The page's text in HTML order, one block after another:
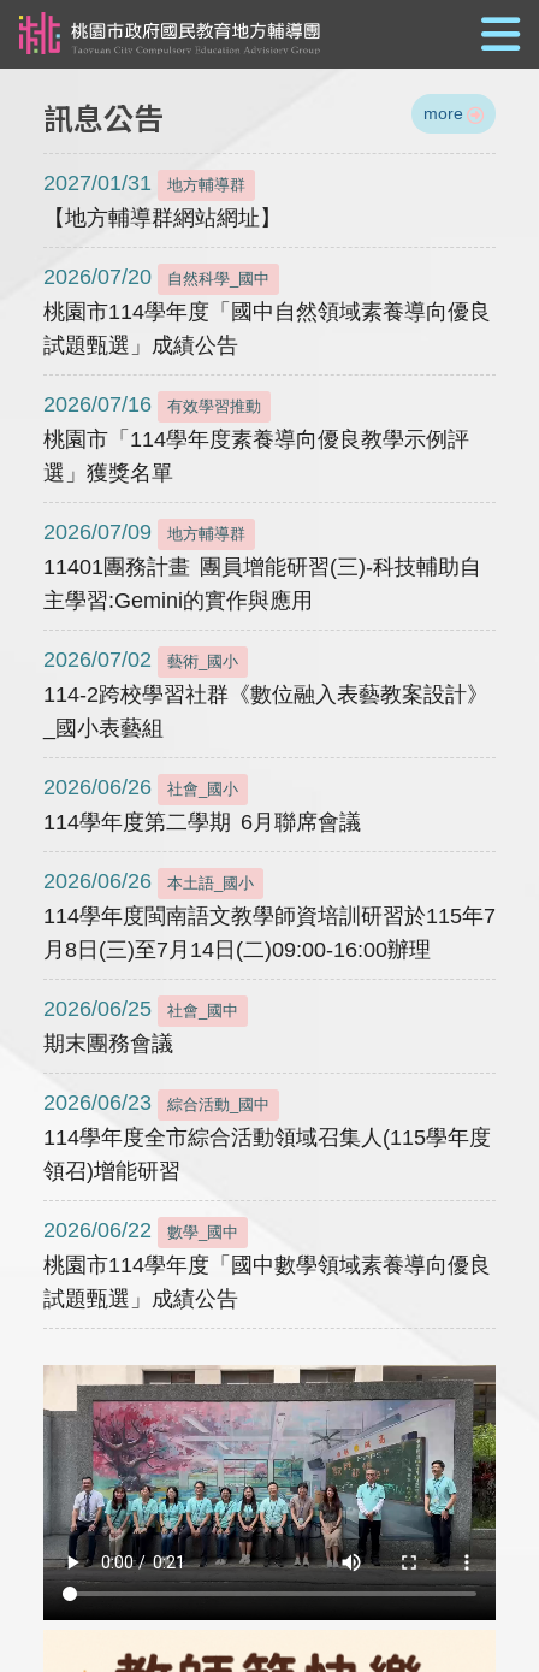
訊息公告 more
2027/01/31 地方輔導群
【地方輔導群網站網址】
2026/07/20 自然科學_國中
桃園市114學年度「國中自然領域素養導向優良
試題甄選」成績公告
2026/07/16 有效學習推動
桃園市「114學年度素養導向優良教學示例評
選」獲獎名單
2026/07/09 地方輔導群
11401團務計畫 團員增能研習(三)-科技輔助自
主學習:Gemini的實作與應用
2026/07/02 藝術_國小
114-2跨校學習社群《數位融入表藝教案設計》
_國小表藝組
2026/06/26 社會_國小
114學年度第二學期 6月聯席會議
2026/06/26 本土語_國小
114學年度閩南語文教學師資培訓研習於115年7
月8日(三)至7月14日(二)09:00-16:00辦理
2026/06/25 社會_國中
期末團務會議
2026/06/23 綜合活動_國中
114學年度全市綜合活動領域召集人(115學年度
領召)增能研習
2026/06/22 數學_國中
桃園市114學年度「國中數學領域素養導向優良
試題甄選」成績公告